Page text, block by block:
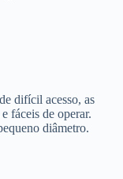
difícil acesso, as
fáceis de operar.
diâmetro.